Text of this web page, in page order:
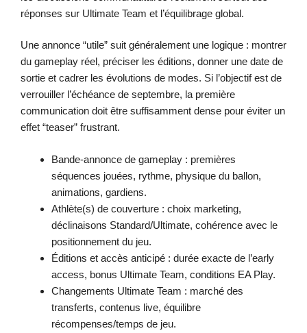
réponses sur Ultimate Team et l’équilibrage global.
Une annonce “utile” suit généralement une logique : montrer
du gameplay réel, préciser les éditions, donner une date de
sortie et cadrer les évolutions de modes. Si l’objectif est de
verrouiller l’échéance de septembre, la première
communication doit être suffisamment dense pour éviter un
effet “teaser” frustrant.
Bande-annonce de gameplay : premières
séquences jouées, rythme, physique du ballon,
animations, gardiens.
Athlète(s) de couverture : choix marketing,
déclinaisons Standard/Ultimate, cohérence avec le
positionnement du jeu.
Éditions et accès anticipé : durée exacte de l’early
access, bonus Ultimate Team, conditions EA Play.
Changements Ultimate Team : marché des
transferts, contenus live, équilibre
récompenses/temps de jeu.